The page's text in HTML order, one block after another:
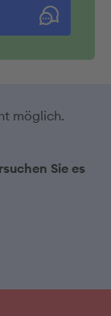
möglich.
Sie es